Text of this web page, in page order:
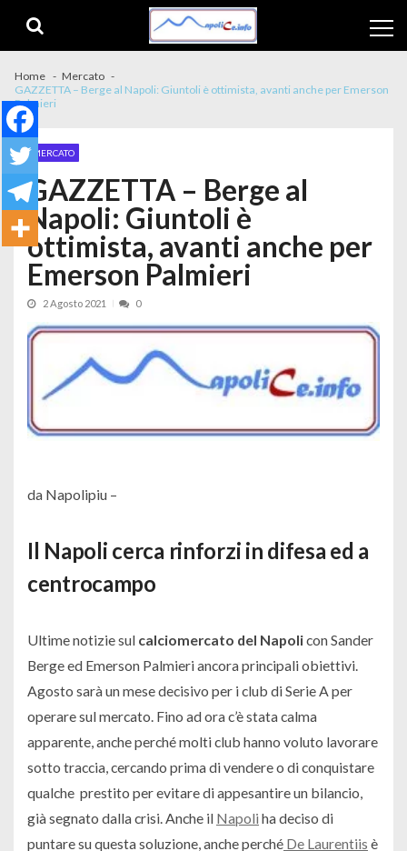
Home
Mercato
GAZZETTA – Berge al Napoli: Giuntoli è ottimista, avanti anche per Emerson
Palmieri
MERCATO
GAZZETTA – Berge al
Napoli: Giuntoli è
ottimista, avanti anche per
Emerson Palmieri
2 Agosto 2021 0
da Napolipiu –
Il Napoli cerca rinforzi in difesa ed a
centrocampo
Ultime notizie sul calciomercato del Napolicon Sander
Berge ed Emerson Palmieri ancora principali obiettivi.
Agosto sarà un mese decisivo per i club di Serie A per
operare sul mercato. Fino ad ora c’è stata calma
apparente, anche perché molti club hanno voluto lavorare
sotto traccia, cercando prima di vendere o di conquistare
qualche prestito per evitare di appesantire un bilancio,
già segnato dalla crisi. Anche il Napoli ha deciso di
puntare su questa soluzione, anche perché De Laurentiis è